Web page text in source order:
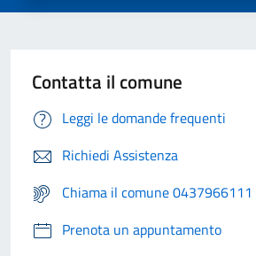
Contatta il comune
Leggi le domande frequenti
Richiedi Assistenza
Chiama il comune 0437966111
Prenota un appuntamento